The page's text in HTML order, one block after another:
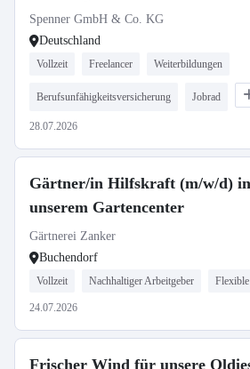
Spenner GmbH & Co. KG
Deutschland
Vollzeit Freelancer Weiterbildungen
Berufsunfähigkeitsversicherung Jobrad
28.07.2026
Gärtner/in Hilfskraft (m/w/d) in
unserem Gartencenter
Gärtnerei Zanker
Buchendorf
Vollzeit Nachhaltiger Arbeitgeber
24.07.2026
Frischer Wind für unsere